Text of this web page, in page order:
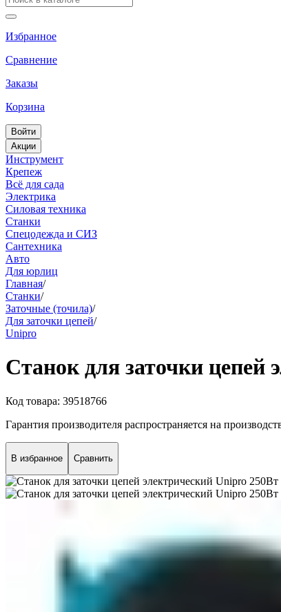
Избранное
Сравнение
Заказы
Корзина
Войти
Акции
Инструмент
Крепеж
Всё для сада
Электрика
Силовая техника
Станки
Спецодежда и СИЗ
Сантехника
Авто
Для юрлиц
Главная/
Станки/
Заточные (точила)/
Для заточки цепей/
Unipro
Станок для заточки цепей
Код товара: 39518766
Гарантия производителя распространяется на
В избранное Сравнить